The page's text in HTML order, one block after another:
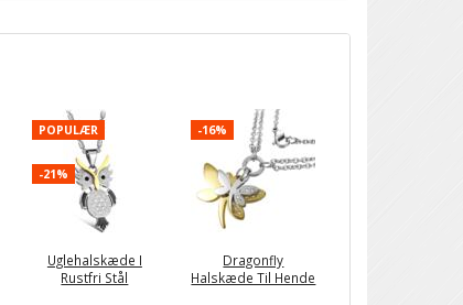
POPULÆR
-21%
Uglehalskæde I
Rustfri Stål
-16%
Dragonfly
Halskæde Til Hende